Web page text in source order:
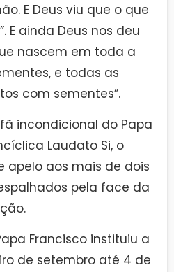
E Deus viu que o que
E ainda Deus nos deu
nascem em toda a
e todas as
com sementes”.
incondicional do Papa
Laudato Si, o
apelo aos mais de dois
pela face da
Francisco instituiu a
de setembro até 4 de